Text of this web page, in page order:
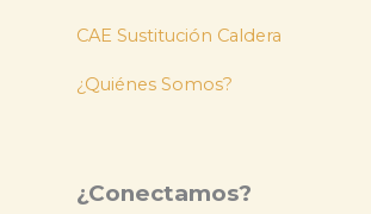
CAE Sustitución Caldera
¿Quiénes Somos?
¿Conectamos?